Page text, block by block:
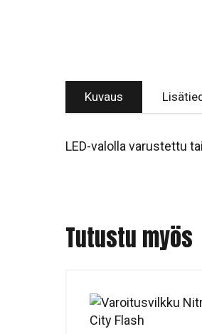
Kuvaus
LED-valolla varustettu
Tutustu myös